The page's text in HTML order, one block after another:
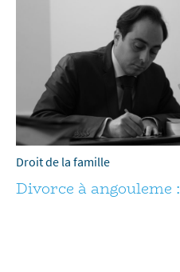
Droit de la famille
Divorce à angouleme